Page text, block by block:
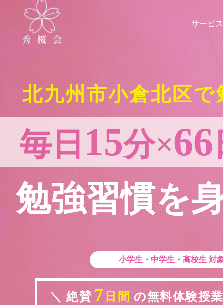
サービス
北九州市小倉北区
毎日 15分×66
勉強習慣を
小学生・中学生・高校生 対
＼ 絶賛 7 日間 の無料体験授